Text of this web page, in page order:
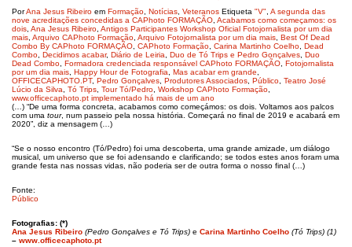
PorAna Jesus Ribeiro em Formação Notícias Veteranos Etiqueta "V" A segunda das
nove acreditações concedidas a CAPhoto FORMAÇÃO Acabamos como começamos: os
dois Ana Jesus Ribeiro Antigos Participantes Workshop Oficial Fotojornalista por um dia
mais Arquivo CAPhoto Formação Arquivo Fotojornalista por um dia mais Best Of Dead
Combo By CAPhoto FORMAÇÃO CAPhoto Formação Carina Martinho Coelho Dead
Combo Decidimos acabar, Diário de Leiria Duo de Tó Trips e Pedro Gonçalves Duo
Dead Combo Formadora credenciada responsável CAPhoto FORMAÇÃO Fotojornalista
por um dia mais Happy Hour de Fotografia Mas acabar em grande
OFFICECAPHOTO.PT, Pedro Gonçalves Produtores Associados Público Teatro José
Lúcio da Silva
Tó Trips Tour Tó/Pedro Workshop CAPhoto Formação
www.officecaphoto.pt implementado há mais de um ano
(…) “De uma forma concreta, acabamos como começámos: os dois. Voltamos aos palcos
com uma tour, num passeio pela nossa história. Começará no final de 2019 e acabará em
2020”, diz a mensagem (…)
“Se o nosso encontro (Tó/Pedro) foi uma descoberta, uma grande amizade, um diálogo
musical, um universo que se foi adensando e clarificando; se todos estes anos foram uma
grande festa nas nossas vidas, não poderia ser de outra forma o nosso final (…)
Fonte:
Público
Fotografias: (*)
Ana Jesus Ribeiro (Pedro Gonçalves e Tó Trips) e Carina Martinho Coelho (Tó Trips) (1)
– www.officecaphoto.pt